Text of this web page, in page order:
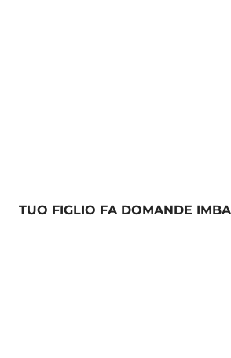
TUO FIGLIO FA DOMANDE